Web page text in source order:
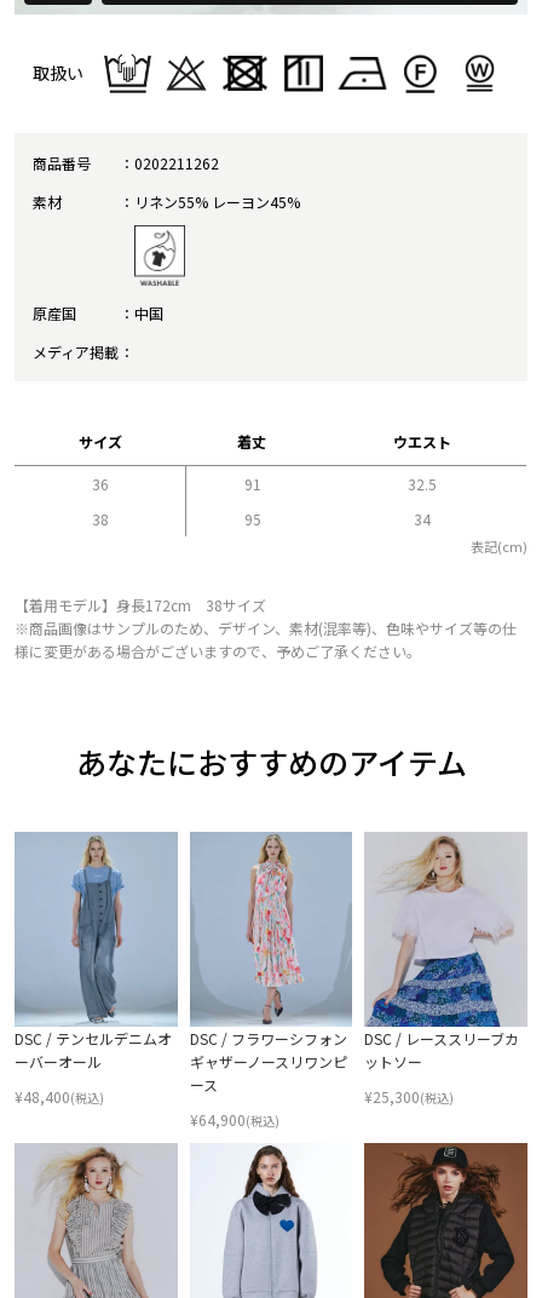
取扱い
商品番号
0202211262
素材
リネン55% レーヨン45%
原産国
中国
メディア掲載
サイズ 着丈 ウエスト
36 91
32.5
38
95 34
表記(cm)
【着用モデル】身長172cm 38サイズ
※商品画像はサンプルのため、デザイン、素材(混率等)、色味やサイズ等の仕
様に変更がある場合がございますので、予めご了承ください。
あなたにおすすめのアイテム
DSC / テンセルデニムオ
ーバーオール
¥48,400(税込)
DSC / フラワーシフォン
ギャザーノースリワンピ
ース
¥64,900(税込)
DSC / レーススリーブカ
ットソー
¥25,300(税込)